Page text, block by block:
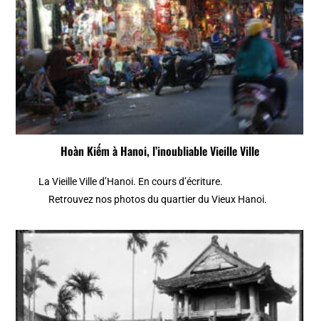
Hoàn Kiếm à Hanoi, l’inoubliable Vieille Ville
La Vieille Ville d’Hanoi. En cours d’écriture.
Retrouvez nos photos du quartier du Vieux Hanoi.